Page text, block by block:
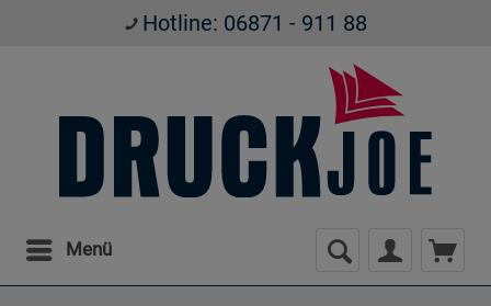
Hotline: 06871 - 911 88
Menü